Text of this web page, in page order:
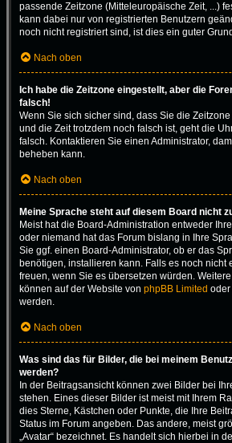
passende Zeitzone (Mitteleuropäische Zeit, ...)
kann dabei nur von registrierten Benutzern
noch nicht registriert sind, ist dies ein guter
Nach oben
Ich habe die Zeitzone eingestellt, aber die
falsch!
Wenn Sie sich sicher sind, dass Sie die
und die Zeit trotzdem noch falsch ist, geht die
falsch. Kontaktieren Sie einen Administrator,
beheben kann.
Nach oben
Meine Sprache steht auf diesem Board nicht
Meist hat die Board-Administration entweder
oder niemand hat das Forum bislang in Ihre
Sie ggf. einen Board-Administrator, ob er das
benötigen, installieren kann. Falls es noch nicht
freuen, wenn Sie es übersetzen würden.
können auf der Website von phpBB Limited
werden.
Nach oben
Was sind das für Bilder, die bei meinem
werden?
In der Beitragsansicht können zwei Bilder bei
stehen. Eines dieser Bilder ist meist mit Ihrem
dies Sterne, Kästchen oder Punkte, die Ihre
Status im Forum angeben. Das andere, meist
„Avatar“ bezeichnet. Es handelt sich hierbei in